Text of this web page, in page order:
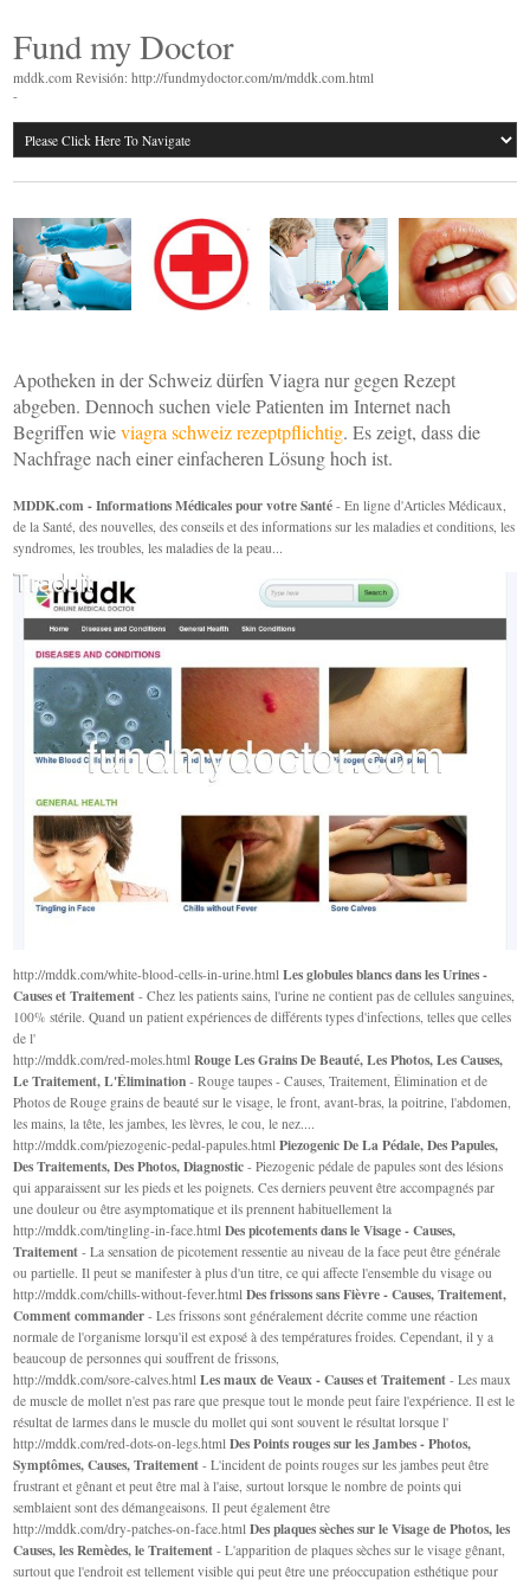
Fund my Doctor
mddk.com Revisión: http://fundmydoctor.com/m/mddk.com.html
-
Apotheken in der Schweiz dürfen Viagra nur gegen Rezept
abgeben. Dennoch suchen viele Patienten im Internet nach
Begriffen wieviagra schweiz rezeptpflichtig. Es zeigt, dass die
Nachfrage nach einer einfacheren Lösung hoch ist.
MDDK.com - Informations Médicales pour votre Santé - En ligne d'Articles Médicaux,
de la Santé, des nouvelles, des conseils et des informations sur les maladies et conditions, les
syndromes, les troubles, les maladies de la peau...
http://mddk.com/white-blood-cells-in-urine.htmlLes globules blancs dans les Urines -
Causes et Traitement - Chez les patients sains, l'urine ne contient pas de cellules sanguines,
100% stérile. Quand un patient expériences de différents types d'infections, telles que celles
de l'
http://mddk.com/red-moles.htmlRouge Les Grains De Beauté, Les Photos, Les Causes,
Le Traitement, L'Élimination - Rouge taupes - Causes, Traitement, Élimination et de
Photos de Rouge grains de beauté sur le visage, le front, avant-bras, la poitrine, l'abdomen,
les mains, la tête, les jambes, les lèvres, le cou, le nez....
http://mddk.com/piezogenic-pedal-papules.htmlPiezogenic De La Pédale, Des Papules,
Des Traitements, Des Photos, Diagnostic - Piezogenic pédale de papules sont des lésions
qui apparaissent sur les pieds et les poignets. Ces derniers peuvent être accompagnés par
une douleur ou être asymptomatique et ils prennent habituellement la
http://mddk.com/tingling-in-face.htmlDes picotements dans le Visage - Causes,
Traitement - La sensation de picotement ressentie au niveau de la face peut être générale
ou partielle. Il peut se manifester à plus d'un titre, ce qui affecte l'ensemble du visage ou
http://mddk.com/chills-without-fever.htmlDes frissons sans Fièvre - Causes, Traitement,
Comment commander - Les frissons sont généralement décrite comme une réaction
normale de l'organisme lorsqu'il est exposé à des températures froides. Cependant, il y a
beaucoup de personnes qui souffrent de frissons,
http://mddk.com/sore-calves.htmlLes maux de Veaux - Causes et Traitement - Les maux
de muscle de mollet n'est pas rare que presque tout le monde peut faire l'expérience. Il est le
résultat de larmes dans le muscle du mollet qui sont souvent le résultat lorsque l'
http://mddk.com/red-dots-on-legs.htmlDes Points rouges sur les Jambes - Photos,
Symptômes, Causes, Traitement - L'incident de points rouges sur les jambes peut être
frustrant et gênant et peut être mal à l'aise, surtout lorsque le nombre de points qui
semblaient sont des démangeaisons. Il peut également être
http://mddk.com/dry-patches-on-face.htmlDes plaques sèches sur le Visage de Photos, les
Causes, les Remèdes, le Traitement - L'apparition de plaques sèches sur le visage gênant,
surtout que l'endroit est tellement visible qui peut être une préoccupation esthétique pour